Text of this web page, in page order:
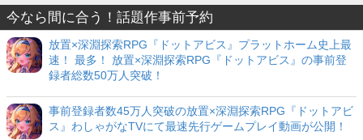
今なら間に合う！話題作事前予約
放置×深淵探索RPG『ドットアビス』プラットホーム史上最
速！ 最多！ 放置×深淵探索RPG『ドットアビス』の事前登
録者総数50万人突破！
事前登録者数45万人突破の放置×深淵探索RPG『ドットアビ
ス』わしゃがなTVにて最速先行ゲームプレイ動画が公開！